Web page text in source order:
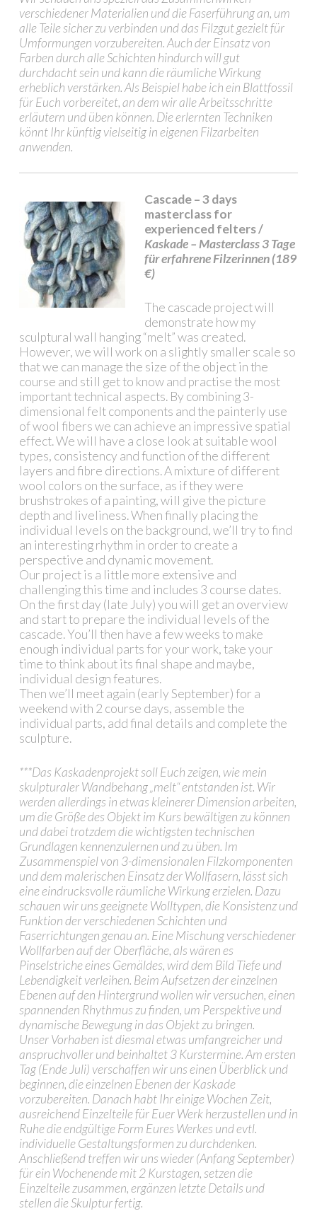
verschiedener Materialien und die Faserführung an, um
alle Teile sicher zu verbinden und das Filzgut gezielt für
Umformungen vorzubereiten. Auch der Einsatz von
Farben durch alle Schichten hindurch will gut
durchdacht sein und kann die räumliche Wirkung
erheblich verstärken. Als Beispiel habe ich ein Blattfossil
für Euch vorbereitet, an dem wir alle Arbeitsschritte
erläutern und üben können. Die erlernten Techniken
könnt Ihr künftig vielseitig in eigenen Filzarbeiten
anwenden.
Cascade – 3 days
masterclass for
experienced felters /
Kaskade – Masterclass 3 Tage
für erfahrene Filzerinnen (189
€)
The cascade project will
demonstrate how my
sculptural wall hanging “melt” was created.
However, we will work on a slightly smaller scale so
that we can manage the size of the object in the
course and still get to know and practise the most
important technical aspects. By combining 3-
dimensional felt components and the painterly use
of wool fibers we can achieve an impressive spatial
effect. We will have a close look at suitable wool
types, consistency and function of the different
layers and fibre directions. A mixture of different
wool colors on the surface, as if they were
brushstrokes of a painting, will give the picture
depth and liveliness. When finally placing the
individual levels on the background, we’ll try to find
an interesting rhythm in order to create a
perspective and dynamic movement.
Our project is a little more extensive and
challenging this time and includes 3 course dates.
On the first day (late July) you will get an overview
and start to prepare the individual levels of the
cascade. You’ll then have a few weeks to make
enough individual parts for your work, take your
time to think about its final shape and maybe,
individual design features.
Then we’ll meet again (early September) for a
weekend with 2 course days, assemble the
individual parts, add final details and complete the
sculpture.
***Das Kaskadenprojekt soll Euch zeigen, wie mein
skulpturaler Wandbehang „melt“ entstanden ist. Wir
werden allerdings in etwas kleinerer Dimension arbeiten,
um die Größe des Objekt im Kurs bewältigen zu können
und dabei trotzdem die wichtigsten technischen
Grundlagen kennenzulernen und zu üben. Im
Zusammenspiel von 3-dimensionalen Filzkomponenten
und dem malerischen Einsatz der Wollfasern, lässt sich
eine eindrucksvolle räumliche Wirkung erzielen. Dazu
schauen wir uns geeignete Wolltypen, die Konsistenz und
Funktion der verschiedenen Schichten und
Faserrichtungen genau an. Eine Mischung verschiedener
Wollfarben auf der Oberfläche, als wären es
Pinselstriche eines Gemäldes, wird dem Bild Tiefe und
Lebendigkeit verleihen. Beim Aufsetzen der einzelnen
Ebenen auf den Hintergrund wollen wir versuchen, einen
spannenden Rhythmus zu finden, um Perspektive und
dynamische Bewegung in das Objekt zu bringen.
Unser Vorhaben ist diesmal etwas umfangreicher und
anspruchvoller und beinhaltet 3 Kurstermine. Am ersten
Tag (Ende Juli) verschaffen wir uns einen Überblick und
beginnen, die einzelnen Ebenen der Kaskade
vorzubereiten. Danach habt Ihr einige Wochen Zeit,
ausreichend Einzelteile für Euer Werk herzustellen und in
Ruhe die endgültige Form Eures Werkes und evtl.
individuelle Gestaltungsformen zu durchdenken.
Anschließend treffen wir uns wieder (Anfang September)
für ein Wochenende mit 2 Kurstagen, setzen die
Einzelteile zusammen, ergänzen letzte Details und
stellen die Skulptur fertig.